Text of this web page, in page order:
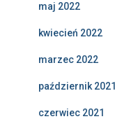
maj 2022
kwiecień 2022
marzec 2022
październik 2021
czerwiec 2021